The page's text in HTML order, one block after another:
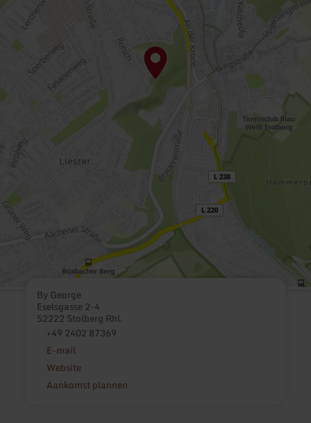
By George
Eselsgasse 2-4
52222 Stolberg Rhl.
+49 2402 87369
E-mail
Website
Aankomst plannen